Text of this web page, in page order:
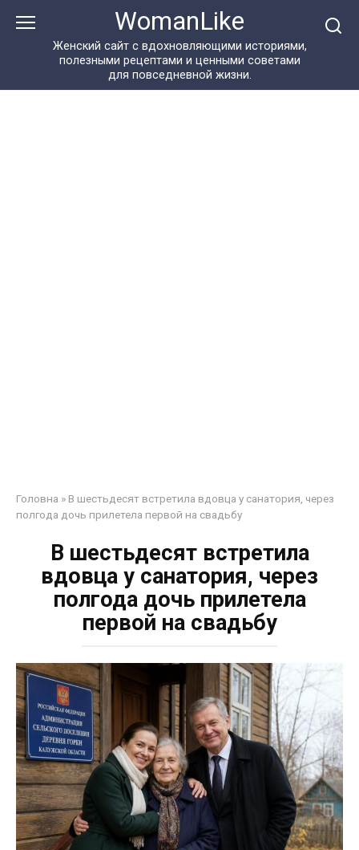
WomanLike
Женский сайт с вдохновляющими историями,
полезными рецептами и ценными советами
для повседневной жизни.
Головна » В шестьдесят встретила вдовца у санатория, через
полгода дочь прилетела первой на свадьбу
В шестьдесят встретила
вдовца у санатория, через
полгода дочь прилетела
первой на свадьбу